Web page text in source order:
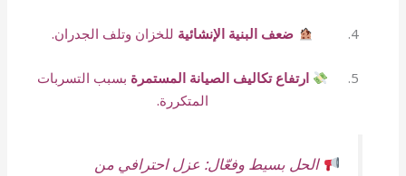
ضعف البنية الإنشائية للخزان وتلف الجدران.
ارتفاع تكاليف الصيانة المستمرة بسبب التسربات
المتكررة.
الحل بسيط وفعّال: عزل احترافي من